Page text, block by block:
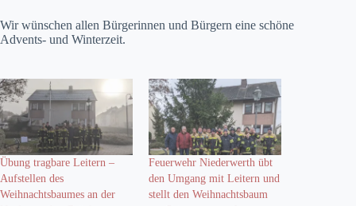
Wir wünschen allen Bürgerinnen und Bürgern eine schöne
Advents- und Winterzeit.
Übung tragbare Leitern –
Aufstellen des
Weihnachtsbaumes an der
Feuerwehr Niederwerth übt
den Umgang mit Leitern und
stellt den Weihnachtsbaum